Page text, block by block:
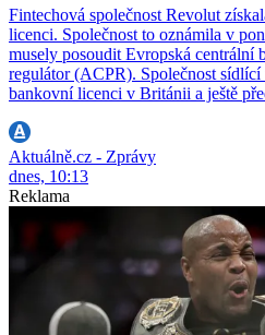
Fintechová společnost Revolut
licenci. Společnost to oznámila v
musely posoudit Evropská centrální
regulátor (ACPR). Společnost
bankovní licenci v Británii a ještě
Aktuálně.cz - Zprávy
dnes, 10:13
Reklama